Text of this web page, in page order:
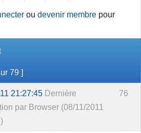
oudevenir membre pour
79 ]
76
21:27:45 Dernière
par Browser (08/11/2011